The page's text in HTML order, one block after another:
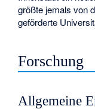
größte jemals von
geförderte
Forschung
Allgemeine